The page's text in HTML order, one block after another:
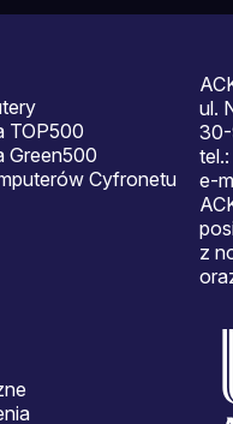
TOP500
Green500
Cyfronetu
ul.
30-
e-
z